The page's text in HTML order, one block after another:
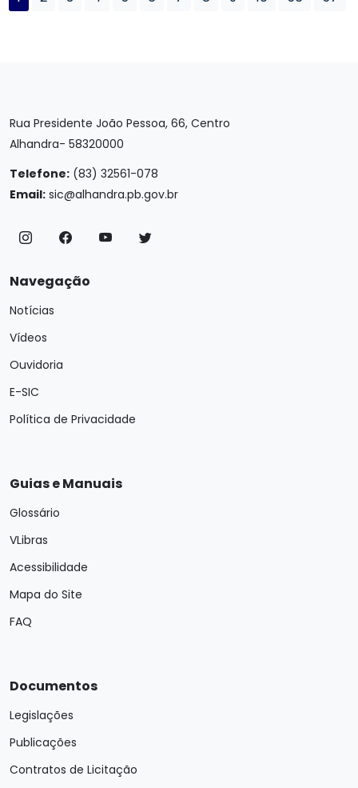
Rua Presidente João Pessoa, 66, Centro
Alhandra- 58320000
Telefone: (83) 32561-078
Email: sic@alhandra.pb.gov.br
Navegação
Notícias
Vídeos
Ouvidoria
E-SIC
Política de Privacidade
Guias e Manuais
Glossário
VLibras
Acessibilidade
Mapa do Site
FAQ
Documentos
Legislações
Publicações
Contratos de Licitação